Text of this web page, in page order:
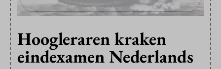
Hoogleraren kraken
eindexamen Nederlands